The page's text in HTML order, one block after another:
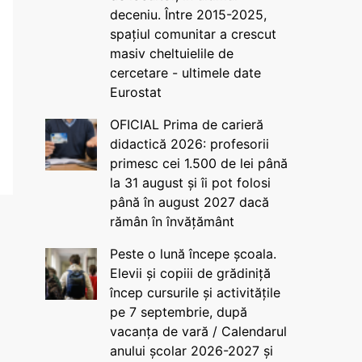
deceniu. Între 2015-2025,
spațiul comunitar a crescut
masiv cheltuielile de
cercetare - ultimele date
Eurostat
OFICIAL Prima de carieră
didactică 2026: profesorii
primesc cei 1.500 de lei până
la 31 august și îi pot folosi
până în august 2027 dacă
rămân în învățământ
Peste o lună începe școala.
Elevii și copiii de grădiniță
încep cursurile și activitățile
pe 7 septembrie, după
vacanța de vară / Calendarul
anului școlar 2026-2027 și